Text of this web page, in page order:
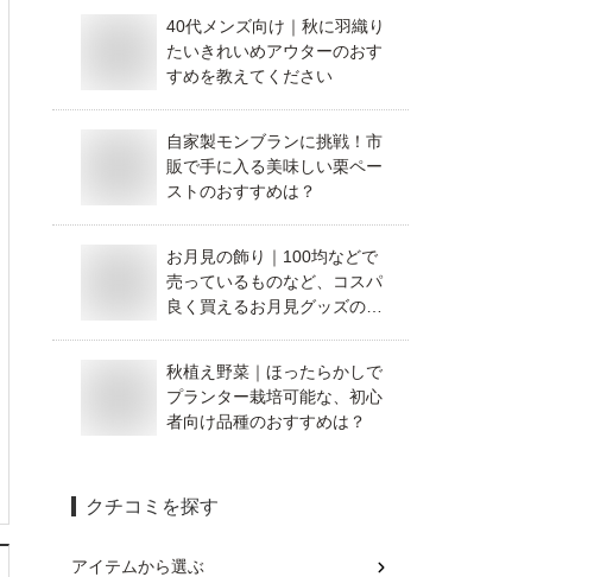
40代メンズ向け｜秋に羽織り
たいきれいめアウターのおす
すめを教えてください
自家製モンブランに挑戦！市
販で手に入る美味しい栗ペー
ストのおすすめは？
お月見の飾り｜100均などで
売っているものなど、コスパ
良く買えるお月見グッズのお
秋植え野菜｜ほったらかしで
プランター栽培可能な、初心
者向け品種のおすすめは？
クチコミを探す
アイテムから選ぶ